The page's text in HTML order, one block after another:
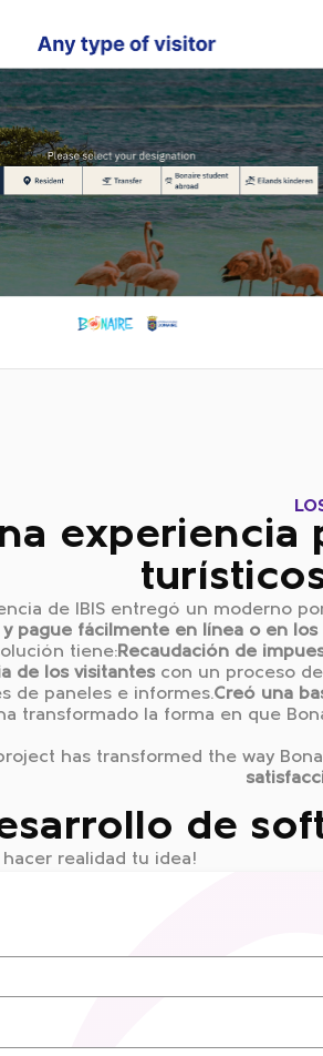
experiencia
de IBIS entregó un moderno
pague fácilmente en línea o en
tiene:Recaudación de
de los visitantescon un proceso
de paneles e informes.Creó una
transformado la forma en que
has transformed the way
de
realidad tu idea!